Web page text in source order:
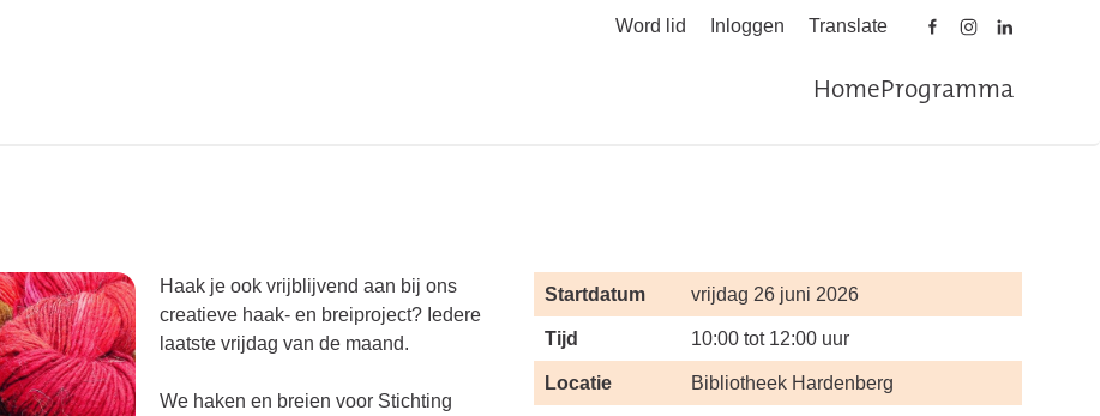
Word lid Inloggen Translate
HomeProgramma
Haak je ook vrijblijvend aan bij ons
creatieve haak- en breiproject? Iedere
laatste vrijdag van de maand.
We haken en breien voor Stichting
Startdatum vrijdag 26 juni 2026
Tijd 10:00 tot 12:00 uur
Locatie Bibliotheek Hardenberg